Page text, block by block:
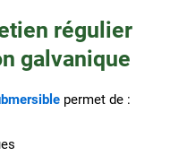
régulier
galvanique
permet de :